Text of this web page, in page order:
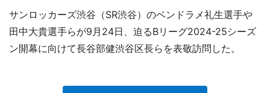
サンロッカーズ渋谷（SR渋谷）のベンドラメ礼生選手や
田中大貴選手らが9月24日、迫るBリーグ2024-25シーズ
ン開幕に向けて長谷部健渋谷区長らを表敬訪問した。